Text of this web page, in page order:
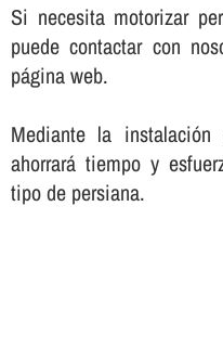
Si necesita motorizar
puede contactar con
página web.
Mediante la
ahorrará tiempo y
tipo de persiana.